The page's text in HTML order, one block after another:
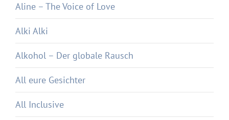
Aline – The Voice of Love
Alki Alki
Alkohol – Der globale Rausch
All eure Gesichter
All Inclusive